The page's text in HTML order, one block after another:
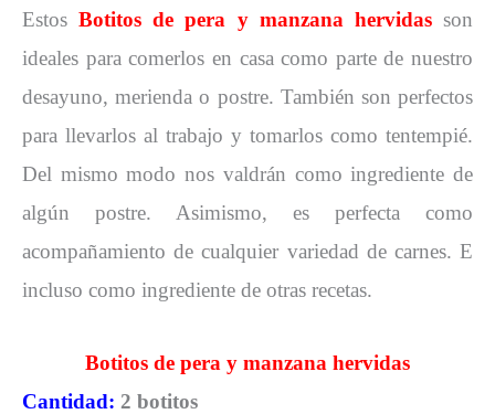
Estos Botitos de pera y manzana hervidasson
ideales para comerlos en casa como parte de nuestro
desayuno, merienda o postre. También son perfectos
para llevarlos al trabajo y tomarlos como tentempié.
Del mismo modo nos valdrán como ingrediente de
algún postre. Asimismo, es perfecta como
acompañamiento de cualquier variedad de carnes. E
incluso como ingrediente de otras recetas.
Botitos de pera y manzana hervidas
Cantidad: 2 botitos